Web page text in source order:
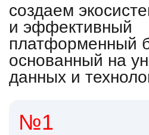
создаем
и эффективный
платформенный
основанный на
данных и
4,5